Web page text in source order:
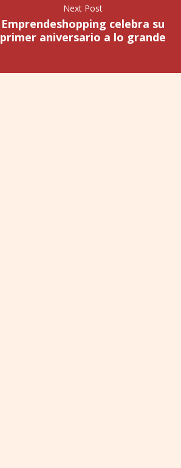
Next Post
Emprendeshopping celebra su
primer aniversario a lo grande